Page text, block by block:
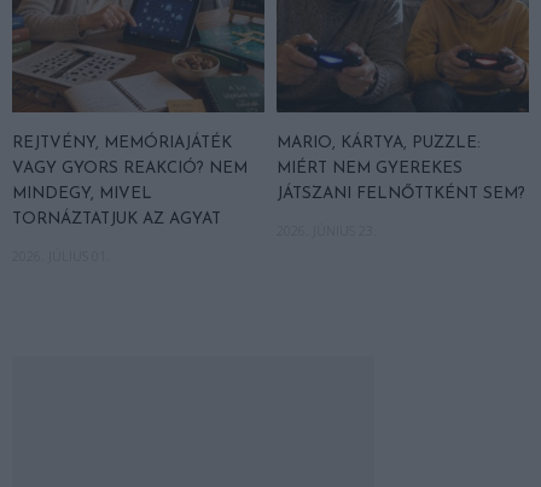
REJTVÉNY, MEMÓRIAJÁTÉK
VAGY GYORS REAKCIÓ? NEM
MINDEGY, MIVEL
TORNÁZTATJUK AZ AGYAT
MARIO, KÁRTYA, PUZZLE:
MIÉRT NEM GYEREKES
JÁTSZANI FELNŐTTKÉNT SEM?